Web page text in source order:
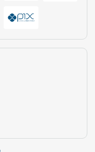
Com
Este
aberto ou
Siga
Em caso de